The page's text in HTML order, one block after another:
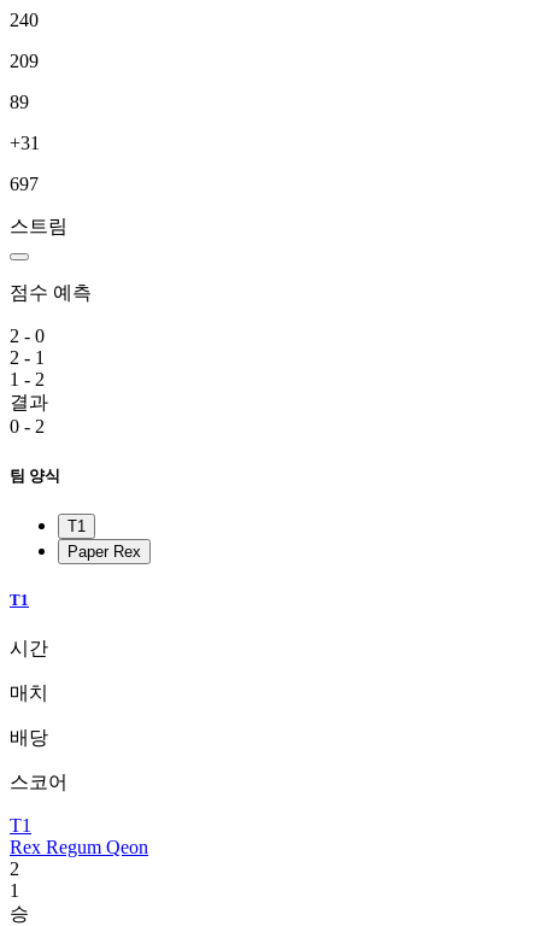
240
209
89
+31
697
스트림
점수 예측
2 - 0
2 - 1
1 - 2
결과
0 - 2
팀 양식
T1
Paper Rex
T1
시간
매치
배당
스코어
T1
Rex Regum Qeon
2
1
승